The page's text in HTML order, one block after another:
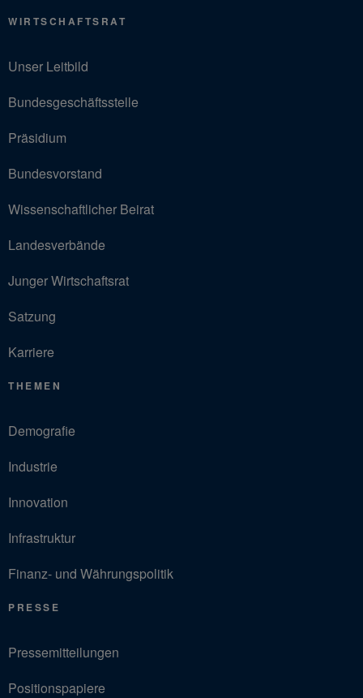
WIRTSCHAFTSRAT
Unser Leitbild
Bundesgeschäftsstelle
Präsidium
Bundesvorstand
Wissenschaftlicher Beirat
Landesverbände
Junger Wirtschaftsrat
Satzung
Karriere
THEMEN
Demografie
Industrie
Innovation
Infrastruktur
Finanz- und Währungspolitik
PRESSE
Pressemitteilungen
Positionspapiere